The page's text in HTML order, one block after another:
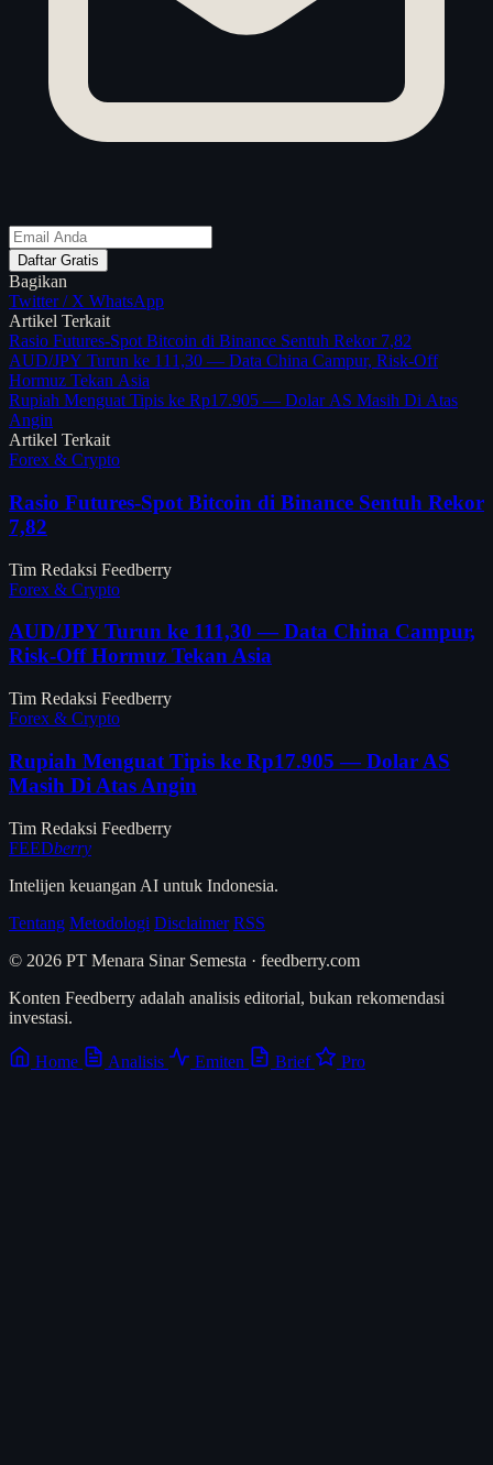
Daftar Gratis
Bagikan
Twitter / X WhatsApp
Artikel Terkait
Rasio Futures-Spot Bitcoin di Binance Sentuh Rekor 7,82
AUD/JPY Turun ke 111,30 — Data China Campur, Risk-Off
Hormuz Tekan Asia
Rupiah Menguat Tipis ke Rp17.905 — Dolar AS Masih Di Atas
Angin
Artikel Terkait
Forex & Crypto
Rasio Futures-Spot Bitcoin di Binance Sentuh Rekor
7,82
Tim Redaksi Feedberry
Forex & Crypto
AUD/JPY Turun ke 111,30 — Data China Campur,
Risk-Off Hormuz Tekan Asia
Tim Redaksi Feedberry
Forex & Crypto
Rupiah Menguat Tipis ke Rp17.905 — Dolar AS
Masih Di Atas Angin
Tim Redaksi Feedberry
FEEDberry
Intelijen keuangan AI untuk Indonesia.
Tentang Metodologi Disclaimer RSS
© 2026 PT Menara Sinar Semesta · feedberry.com
Konten Feedberry adalah analisis editorial, bukan rekomendasi
investasi.
Home Analisis Emiten Brief Pro